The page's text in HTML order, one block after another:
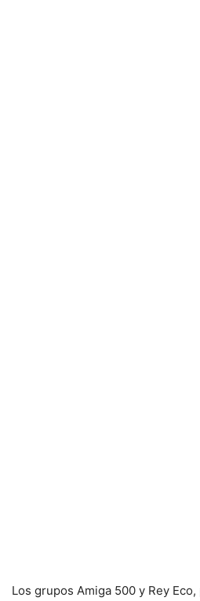
Los grupos Amiga 500 y Rey